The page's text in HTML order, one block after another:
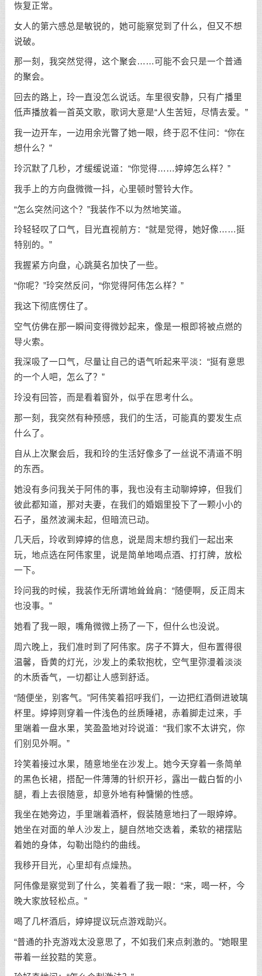
恢复正常。
女人的第六感总是敏锐的，她可能察觉到了什么，但又不想
说破。
那一刻，我突然觉得，这个聚会……可能不会只是一个普通
的聚会。
回去的路上，玲一直没怎么说话。车里很安静，只有广播里
低声播放着一首英文歌，歌词大意是“人生苦短，尽情去爱。”
我一边开车，一边用余光瞥了她一眼，终于忍不住问：“你在
想什么？”
玲沉默了几秒，才缓缓说道：“你觉得……婷婷怎么样？”
我手上的方向盘微微一抖，心里顿时警铃大作。
“怎么突然问这个？”我装作不以为然地笑道。
玲轻轻叹了口气，目光直视前方：“就是觉得，她好像……挺
特别的。”
我握紧方向盘，心跳莫名加快了一些。
“你呢？”玲突然反问，“你觉得阿伟怎么样？”
我这下彻底愣住了。
空气仿佛在那一瞬间变得微妙起来，像是一根即将被点燃的
导火索。
我深吸了一口气，尽量让自己的语气听起来平淡：“挺有意思
的一个人吧，怎么了？”
玲没有回答，而是看着窗外，似乎在思考什么。
那一刻，我突然有种预感，我们的生活，可能真的要发生点
什么了。
自从上次聚会后，我和玲的生活好像多了一丝说不清道不明
的东西。
她没有多问我关于阿伟的事，我也没有主动聊婷婷，但我们
彼此都知道，那对夫妻，在我们的婚姻里投下了一颗小小的
石子，虽然波澜未起，但暗流已动。
几天后，玲收到婷婷的信息，说是周末想约我们一起出来
玩，地点选在阿伟家里，说是简单地喝点酒、打打牌，放松
一下。
玲问我的时候，我装作无所谓地耸耸肩：“随便啊，反正周末
也没事。”
她看了我一眼，嘴角微微上扬了一下，但什么也没说。
周六晚上，我们准时到了阿伟家。房子不算大，但布置得很
温馨，昏黄的灯光，沙发上的柔软抱枕，空气里弥漫着淡淡
的木质香气，一切都让人感到舒适。
“随便坐，别客气。”阿伟笑着招呼我们，一边把红酒倒进玻璃
杯里。婷婷则穿着一件浅色的丝质睡裙，赤着脚走过来，手
里端着一盘水果，笑盈盈地对玲说道：“我们家不太讲究，你
们别见外啊。”
玲笑着接过水果，随意地坐在沙发上。她今天穿着一条简单
的黑色长裙，搭配一件薄薄的针织开衫，露出一截白皙的小
腿，看上去很随意，却意外地有种慵懒的性感。
我坐在她旁边，手里端着酒杯，假装随意地扫了一眼婷婷。
她坐在对面的单人沙发上，腿自然地交迭着，柔软的裙摆贴
着她的身体，勾勒出隐约的曲线。
我移开目光，心里却有点燥热。
阿伟像是察觉到了什么，笑着看了我一眼：“来，喝一杯，今
晚大家放轻松点。”
喝了几杯酒后，婷婷提议玩点游戏助兴。
“普通的扑克游戏太没意思了，不如我们来点刺激的。”她眼里
带着一丝狡黠的笑意。